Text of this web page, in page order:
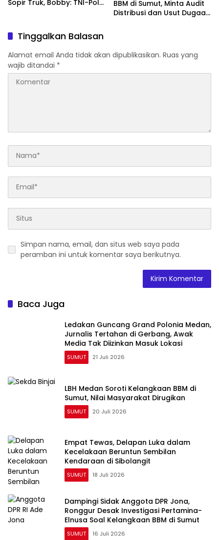
Sopir Truk, Bobby: TNI-Polri
BBM di Sumut, Minta Audit
Distribusi dan Usut Dugaan
Tinggalkan Balasan
Alamat email Anda tidak akan dipublikasikan. Ruas yang
wajib ditandai *
Simpan nama, email, dan situs web saya pada
peramban ini untuk komentar saya berikutnya.
Baca Juga
Ledakan Guncang Grand Polonia Medan,
Jurnalis Tertahan di Gerbang, Awak
Media Tak Diizinkan Masuk Lokasi
SUMUT 21 Juli 2026
LBH Medan Soroti Kelangkaan BBM di
Sumut, Nilai Masyarakat Dirugikan
SUMUT 20 Juli 2026
Empat Tewas, Delapan Luka dalam
Kecelakaan Beruntun Sembilan
Kendaraan di Sibolangit
SUMUT 18 Juli 2026
Dampingi Sidak Anggota DPR Jona,
Ronggur Desak Investigasi Pertamina-
Elnusa Soal Kelangkaan BBM di Sumut
SUMUT 16 Juli 2026